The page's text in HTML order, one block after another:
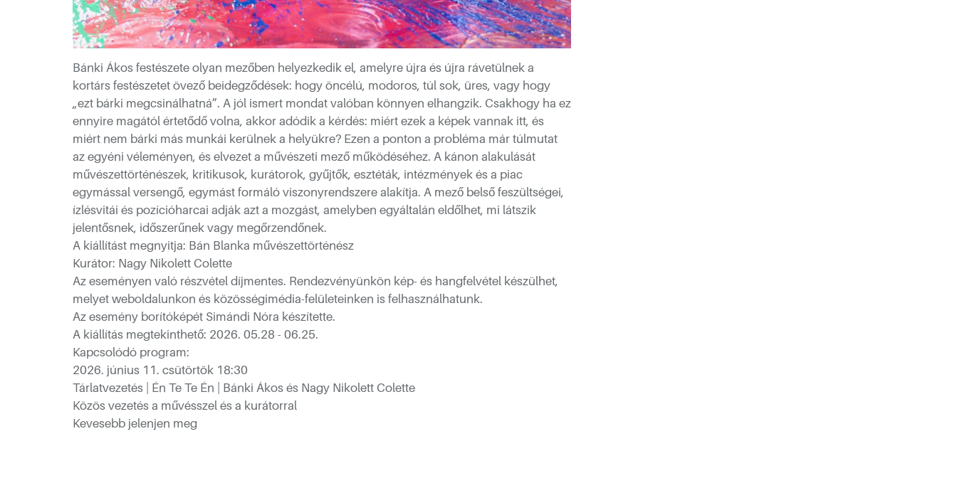
Bánki Ákos festészete olyan mezőben helyezkedik el, amelyre újra és újra rávetülnek a
kortárs festészetet övező beidegződések: hogy öncélú, modoros, túl sok, üres, vagy hogy
„ezt bárki megcsinálhatná”. A jól ismert mondat valóban könnyen elhangzik. Csakhogy ha ez
ennyire magától értetődő volna, akkor adódik a kérdés: miért ezek a képek vannak itt, és
miért nem bárki más munkái kerülnek a helyükre? Ezen a ponton a probléma már túlmutat
az egyéni véleményen, és elvezet a művészeti mező működéséhez. A kánon alakulását
művészettörténészek, kritikusok, kurátorok, gyűjtők, esztéták, intézmények és a piac
egymással versengő, egymást formáló viszonyrendszere alakítja. A mező belső feszültségei,
ízlésvitái és pozícióharcai adják azt a mozgást, amelyben egyáltalán eldőlhet, mi látszik
jelentősnek, időszerűnek vagy megőrzendőnek.
A kiállítást megnyitja: Bán Blanka művészettörténész
Kurátor: Nagy Nikolett Colette
Az eseményen való részvétel díjmentes. Rendezvényünkön kép- és hangfelvétel készülhet,
melyet weboldalunkon és közösségimédia-felületeinken is felhasználhatunk.
Az esemény borítóképét Simándi Nóra készítette.
A kiállítás megtekinthető: 2026. 05.28 - 06.25.
Kapcsolódó program:
2026. június 11. csütörtök 18:30
Tárlatvezetés | Én Te Te Én | Bánki Ákos és Nagy Nikolett Colette
Közös vezetés a művésszel és a kurátorral
Kevesebb jelenjen meg